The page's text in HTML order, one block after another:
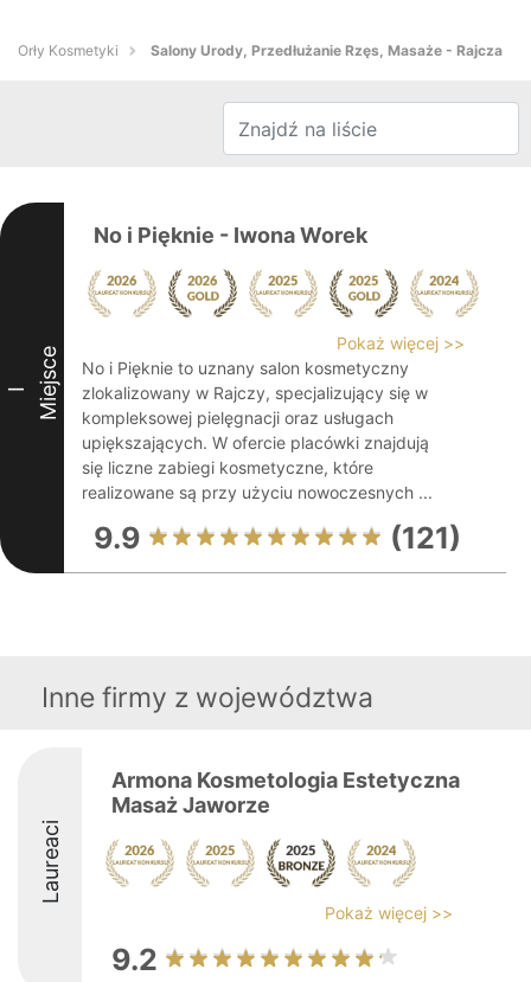
Orły Kosmetyki Salony Urody, Przedłużanie Rzęs, Masaże - Rajcza
I Miejsce
No i Pięknie - Iwona Worek
Pokaż więcej >>
No i Pięknie to uznany salon kosmetyczny
zlokalizowany w Rajczy, specjalizujący się w
kompleksowej pielęgnacji oraz usługach
upiększających. W ofercie placówki znajdują
się liczne zabiegi kosmetyczne, które
realizowane są przy użyciu nowoczesnych ...
9.9 (121)
Inne firmy z województwa
Laureaci
Armona Kosmetologia Estetyczna
Masaż Jaworze
Pokaż więcej >>
9.2